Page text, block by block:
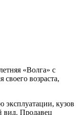
«Волга» с
своего возраста,
кузов
вид. Продавец